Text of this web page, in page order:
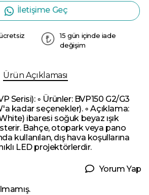
İletişime Geç
15 gün içinde iade
değişim
Ürün Açıklaması
Serisi): ◦ Ürünler: BVP150 G2/G3
kadar seçenekler). ◦ Açıklama:
ibaresi soğuk beyaz ışık
Bahçe, otopark veya pano
kullanılan, dış hava koşullarına
LED projektörlerdir.
Yorum Yap